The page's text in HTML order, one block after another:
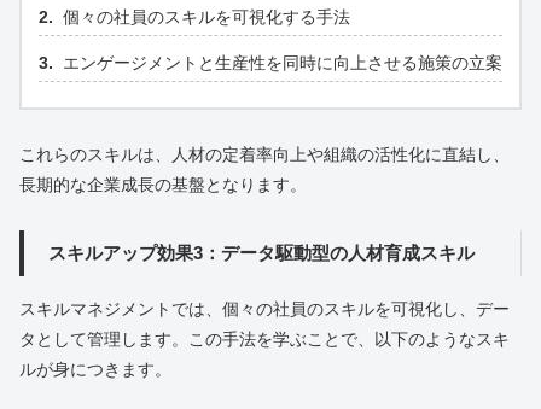
個々の社員のスキルを可視化する手法
エンゲージメントと生産性を同時に向上させる施策の立案
これらのスキルは、人材の定着率向上や組織の活性化に直結し、
長期的な企業成長の基盤となります。
スキルアップ効果3：データ駆動型の人材育成スキル
スキルマネジメントでは、個々の社員のスキルを可視化し、デー
タとして管理します。この手法を学ぶことで、以下のようなスキ
ルが身につきます。